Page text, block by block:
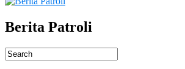
Berita Patroli